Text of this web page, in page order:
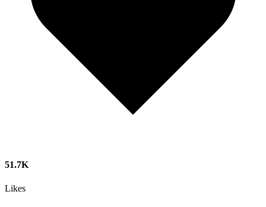
51.7K
Likes